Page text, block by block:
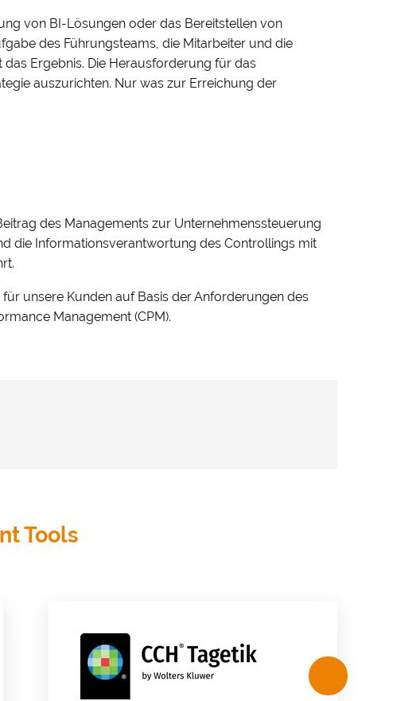
von BI-Lösungen oder das Bereitstellen von
des Führungsteams, die Mitarbeiter und die
das Ergebnis. Die Herausforderung für das
auszurichten. Nur was zur Erreichung der
des Managements zur Unternehmenssteuerung
die Informationsverantwortung des Controllings mit
für unsere Kunden auf Basis der Anforderungen des
Management (CPM).
Tools
PRIVATSPHÄRE-
EINSTELLUNGEN